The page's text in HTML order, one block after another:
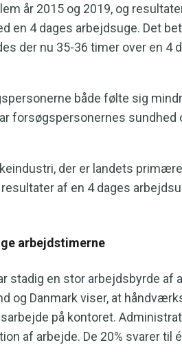
år 2015 og 2019, og
en 4 dages arbejdsuge. Det
der nu 35-36 timer over en 4
både følte sig
forsøgspersonernes sundhed
der er landets
af en 4 dages
arbejdstimerne
stadig en stor arbejdsbyrde af
og Danmark viser, at
på kontoret.
af arbejde. De 20% svarer til